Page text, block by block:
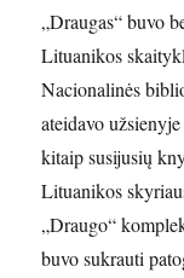
„Draugas“ buvo
Lituanikos
Nacionalinės
ateidavo
kitaip susijusių
Lituanikos
„Draugo“
buvo sukrauti